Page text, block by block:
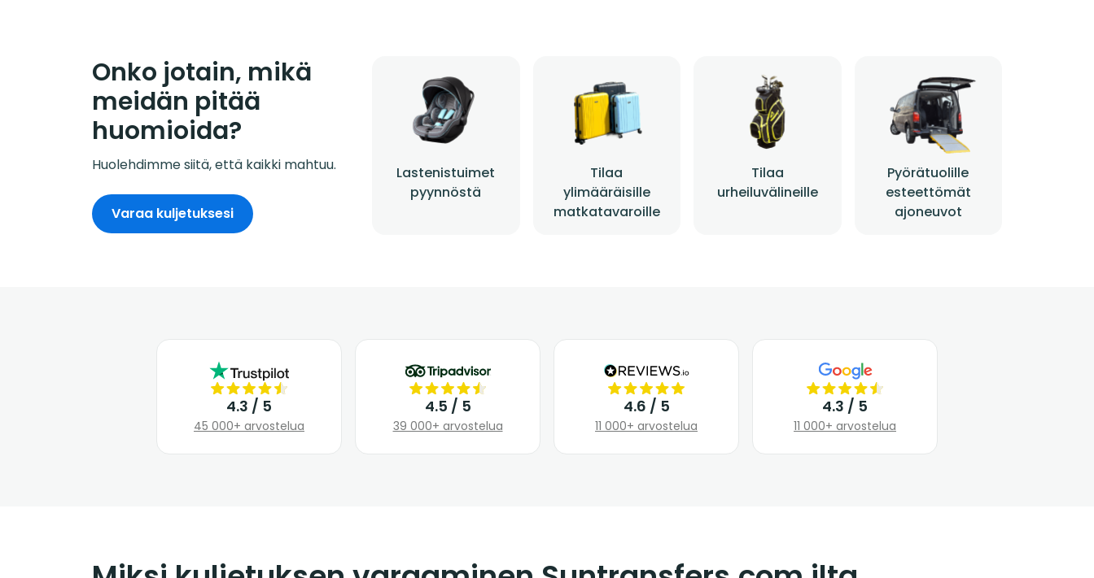
Onko jotain, mikä
meidän pitää
huomioida?
Huolehdimme siitä, että kaikki mahtuu.
Lastenistuimet
pyynnöstä
Tilaa
ylimääräisille
matkatavaroille
Tilaa
urheiluvälineille
Pyörätuolille
esteettömät
ajoneuvot
Varaa kuljetuksesi
4.3 / 5
45 000+ arvostelua
4.5 / 5
39 000+ arvostelua
4.6 / 5
11 000+ arvostelua
4.3 / 5
11 000+ arvostelua